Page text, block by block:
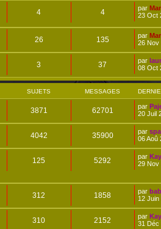
4 4 par
23 Oct
26 135 par
26 Nov
3 37 par
08 Oct
SUJETS MESSAGES
3871 62701 par
20 Juil
4042 35900 par
06 Aoû
125 5292 par
29 Nov
312 1858 par
12 Juin
310 2152 par
31 Déc